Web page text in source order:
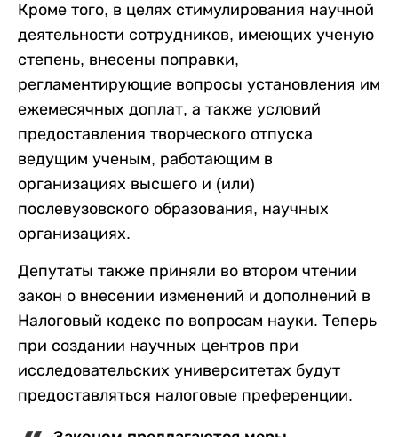
Кроме того, в целях стимулирования научной
деятельности сотрудников, имеющих ученую
степень, внесены поправки,
регламентирующие вопросы установления им
ежемесячных доплат, а также условий
предоставления творческого отпуска
ведущим ученым, работающим в
организациях высшего и (или)
послевузовского образования, научных
организациях.
Депутаты также приняли во втором чтении
закон о внесении изменений и дополнений в
Налоговый кодекс по вопросам науки. Теперь
при создании научных центров при
исследовательских университетах будут
предоставляться налоговые преференции.